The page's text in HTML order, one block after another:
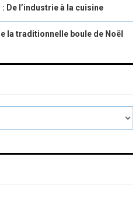
De l’industrie à la cuisine
la traditionnelle boule de Noël